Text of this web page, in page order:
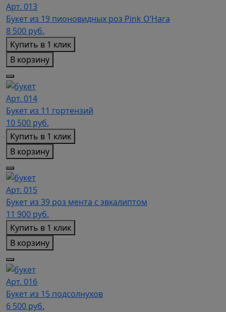
Арт. 013
Букет из 19 пионовидных роз Pink O’Hara
8 500 руб.
Купить в 1 клик
В корзину
Арт. 014
Букет из 11 гортензий
10 500 руб.
Купить в 1 клик
В корзину
Арт. 015
Букет из 39 роз мента с эвкалиптом
11 900 руб.
Купить в 1 клик
В корзину
Арт. 016
Букет из 15 подсолнухов
6 500 руб.